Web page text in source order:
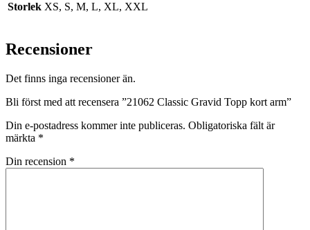
Storlek XS, S, M, L, XL, XXL
Recensioner
Det finns inga recensioner än.
Bli först med att recensera ”21062 Classic Gravid Topp kort arm”
Din e-postadress kommer inte publiceras. Obligatoriska fält är
märkta *
Din recension *